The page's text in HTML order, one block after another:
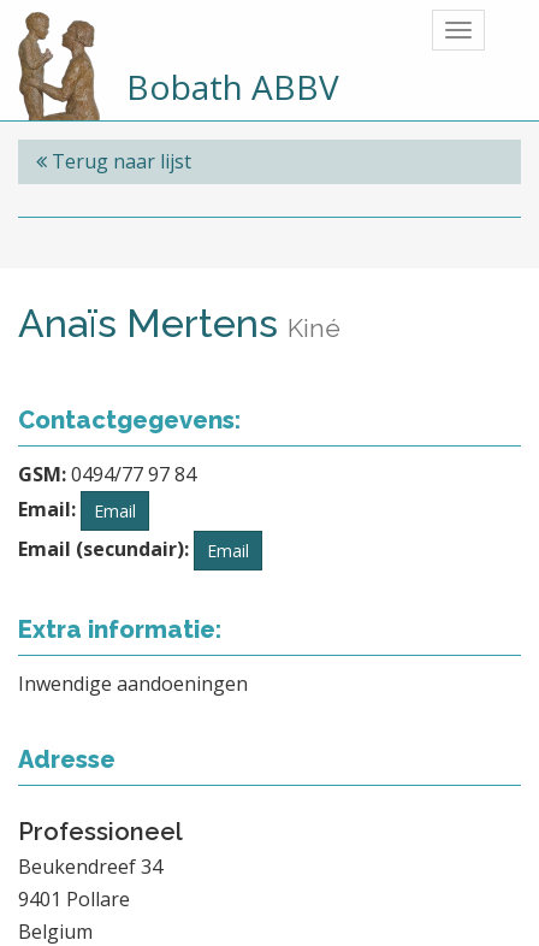
Bobath ABBV
Terug naar lijst
Anaïs Mertens Kiné
Contactgegevens:
GSM:0494/77 97 84
Email:
Email
Email (secundair): Email
Extra informatie:
Inwendige aandoeningen
Adresse
Professioneel
Beukendreef 34
9401 Pollare
Belgium